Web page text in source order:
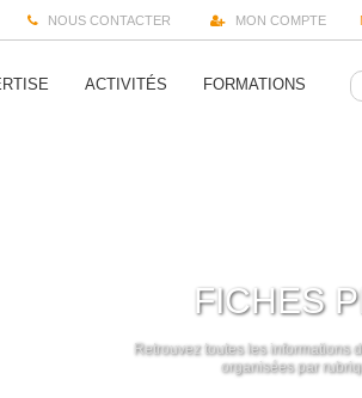
NOUS CONTACTER MON COMPTE
ACTIVITÉS FORMATIONS
FICHES
Retrouvez toutes les informations
organisées par